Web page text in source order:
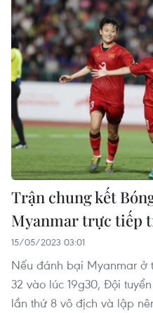
Trận chung kết
Myanmar trực tiếp
15/05/2023 03:01
Nếu đánh bại Myanmar ở
32 vào lúc 19g30, Đội
lần thứ 8 vô địch và lập